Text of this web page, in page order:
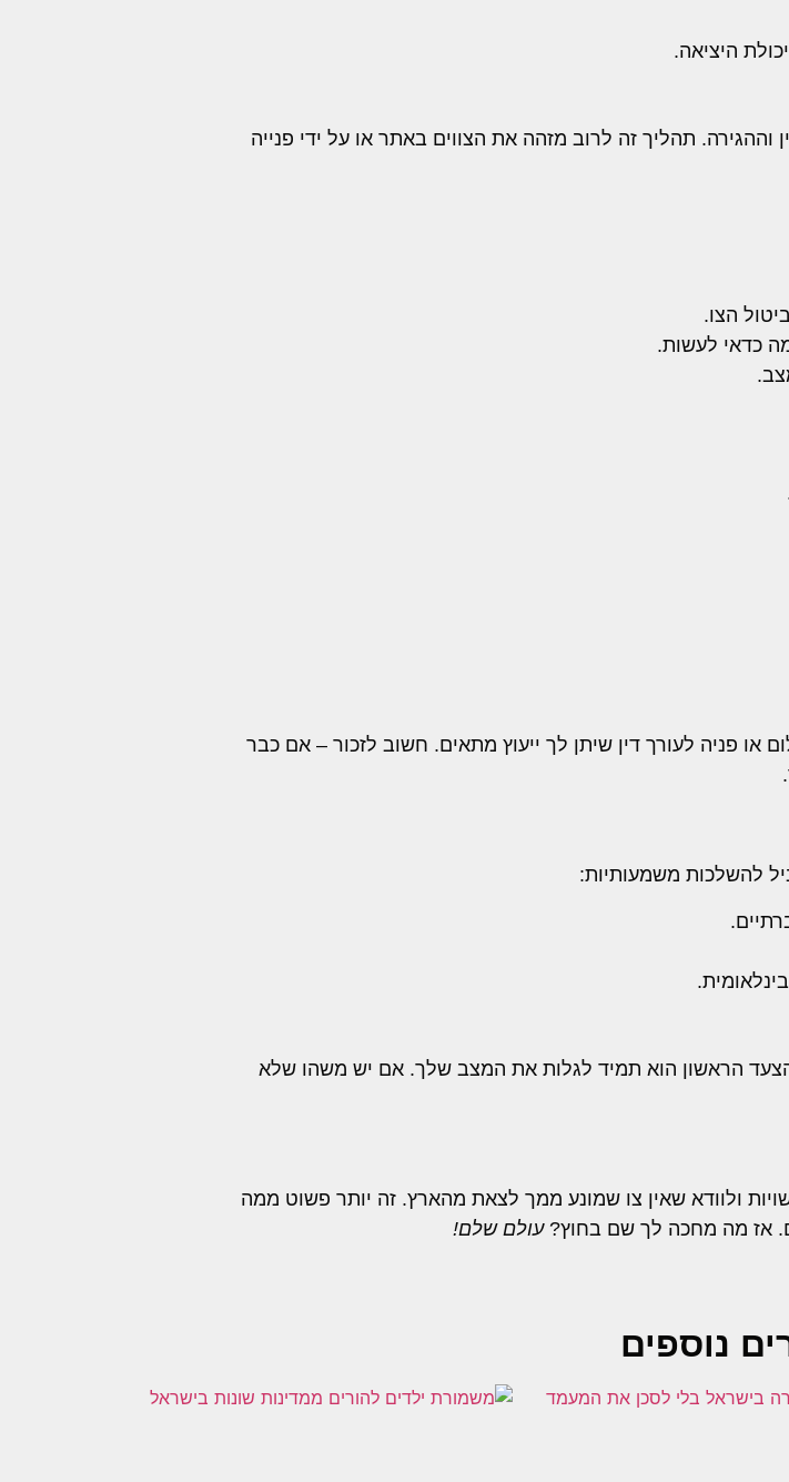
היציאה.
תהליך זה לרוב מזהה את הצווים באתר או על ידי פנייה
הצו.
כדאי לעשות.
פניה לעורך דין שיתן לך ייעוץ מתאים. חשוב לזכור – אם כבר
להשלכות משמעותיות:
הראשון הוא תמיד לגלות את המצב שלך. אם יש משהו שלא
ולוודא שאין צו שמונע ממך לצאת מהארץ. זה יותר פשוט ממה
אז מה מחכה לך שם בחוץ?עולם שלם!
נוספים